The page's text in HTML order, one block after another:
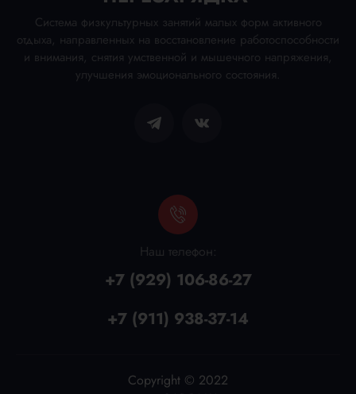
Наш телефон:
+7 (929) 106-86-27
+7 (911) 938-37-14
Система физкультурных занятий малых форм активного
отдыха, направленных на восстановление работоспособности
и внимания, снятия умственной и мышечного напряжения,
улучшения эмоционального состояния.
Copyright © 2022